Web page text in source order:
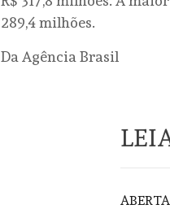
289,4 milhões.
Da Agência Brasil